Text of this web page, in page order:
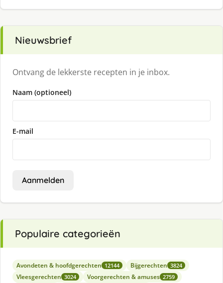
Nieuwsbrief
Ontvang de lekkerste recepten in je inbox.
Naam (optioneel)
E-mail
Aanmelden
Populaire categorieën
Avondeten & hoofdgerechten 12144 Bijgerechten 3824
Vleesgerechten 3024 Voorgerechten & amuses 2759